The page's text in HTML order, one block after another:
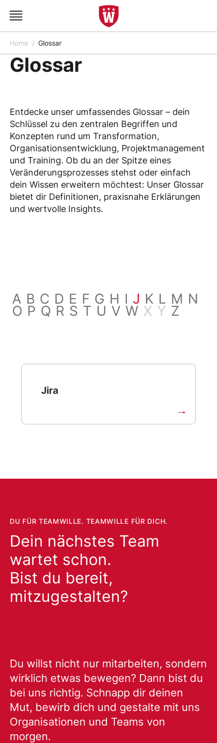
Home Glossar
Glossar
Entdecke unser umfassendes Glossar – dein
Schlüssel zu den zentralen Begriffen und
Konzepten rund um Transformation,
Organisationsentwicklung, Projektmanagement
und Training. Ob du an der Spitze eines
Veränderungsprozesses stehst oder einfach
dein Wissen erweitern möchtest: Unser Glossar
bietet dir Definitionen, praxisnahe Erklärungen
und wertvolle Insights.
A B C D E F G H I J K L M N
O P Q R S T U V W X Y Z
Jira
Dein nächstes Team
wartet schon.
Bist du bereit,
mitzugestalten?
DU FÜR TEAMWILLE. TEAMWILLE FÜR DICH.
Du willst nicht nur mitarbeiten, sondern
wirklich etwas bewegen? Dann bist du
bei uns richtig. Schnapp dir deinen
Mut, bewirb dich und gestalte mit uns
Organisationen und Teams von
morgen.